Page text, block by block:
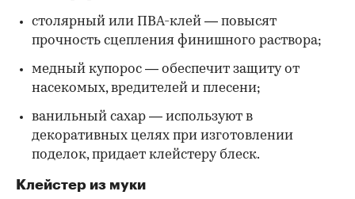
столярный или ПВА-клей — повысят
прочность сцепления финишного раствора;
медный купорос — обеспечит защиту от
насекомых, вредителей и плесени;
ванильный сахар — используют в
декоративных целях при изготовлении
поделок, придает клейстеру блеск.
Клейстер из муки